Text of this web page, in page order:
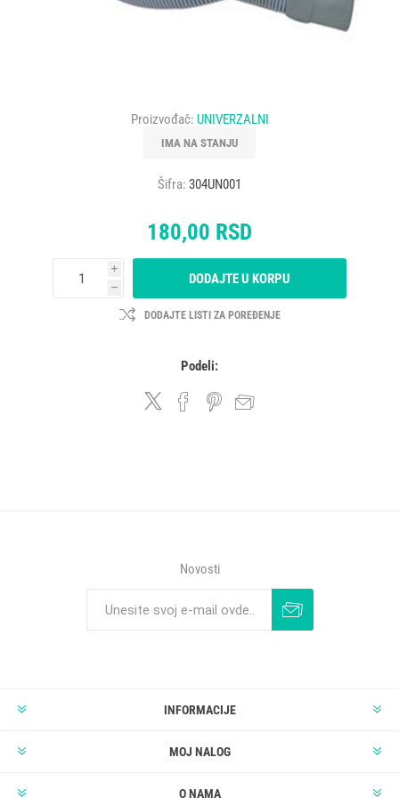
Proizvođač: UNIVERZALNI
IMA NA STANJU
Šifra: 304UN001
180,00 RSD
i
h
DODAJTE U KORPU
DODAJTE LISTI ZA POREĐENJE
Podeli:
Novosti
INFORMACIJE
MOJ NALOG
O NAMA